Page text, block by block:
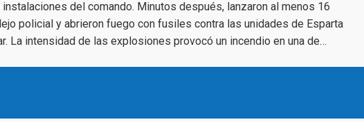
del comando. Minutos después, lanzaron al menos 16
policial y abrieron fuego con fusiles contra las unidades de Esparta
La intensidad de las explosiones provocó un incendio en una de…